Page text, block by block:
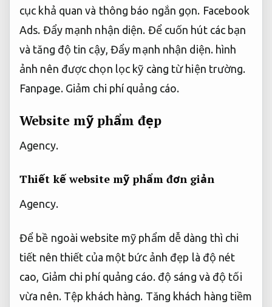
cục khả quan và thông báo ngắn gọn. Facebook
Ads. Đẩy mạnh nhận diện. Để cuốn hút các bạn
và tăng độ tin cậy, Đẩy mạnh nhận diện. hình
ảnh nên được chọn lọc kỹ càng từ hiện trường.
Fanpage. Giảm chi phí quảng cáo.
Website mỹ phẩm đẹp
Agency.
Thiết kế website mỹ phẩm đơn giản
Agency.
Để bề ngoài website mỹ phẩm dễ dàng thì chi
tiết nên thiết của một bức ảnh đẹp là độ nét
cao, Giảm chi phí quảng cáo. độ sáng và độ tối
vừa nên. Tệp khách hàng. Tăng khách hàng tiềm